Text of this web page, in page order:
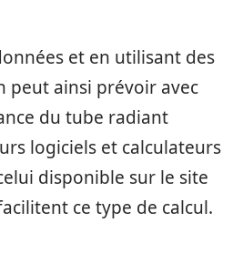
et en utilisant des
peut ainsi prévoir avec
du tube radiant
logiciels et calculateurs
disponible sur le site
ce type de calcul.